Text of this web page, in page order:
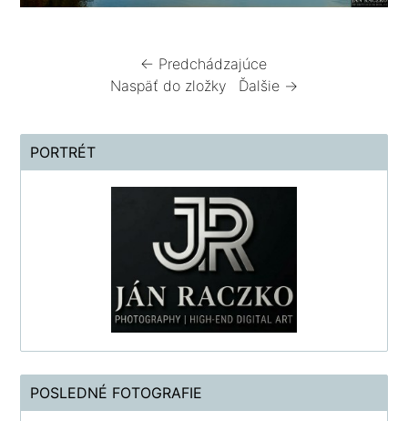
← Predchádzajúce
Naspäť do zložky
Ďalšie →
PORTRÉT
POSLEDNÉ FOTOGRAFIE